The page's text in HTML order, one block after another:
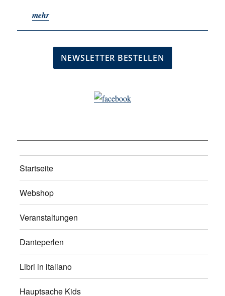
mehr
Startseite
Webshop
Veranstaltungen
Danteperlen
Libri in italiano
Hauptsache Kids